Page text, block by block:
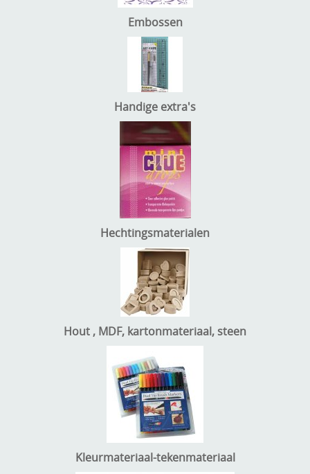
Embossen
Handige extra's
Hechtingsmaterialen
Hout , MDF, kartonmateriaal, steen
Kleurmateriaal-tekenmateriaal